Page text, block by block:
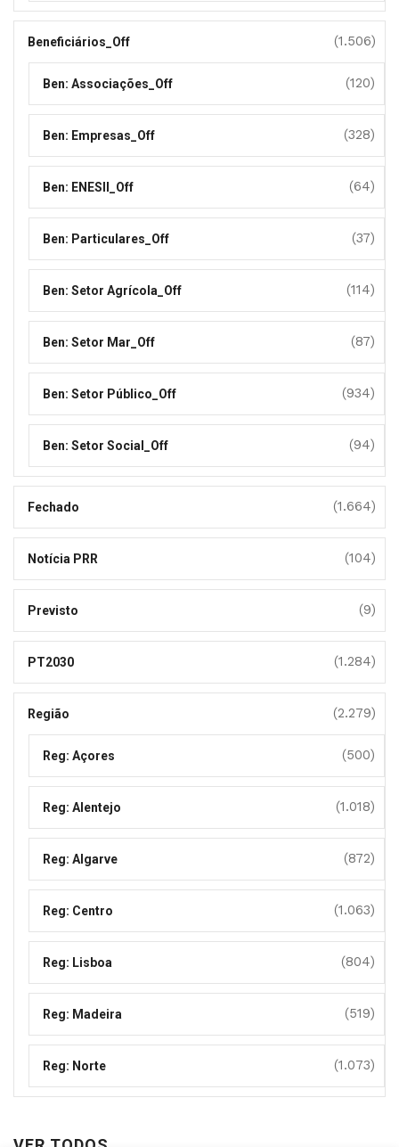
Beneficiários_Off (1.506)
Ben: Associações_Off (120)
Ben: Empresas_Off (328)
Ben: ENESII_Off (64)
Ben: Particulares_Off (37)
Ben: Setor Agrícola_Off (114)
Ben: Setor Mar_Off (87)
Ben: Setor Público_Off (934)
Ben: Setor Social_Off (94)
Fechado (1.664)
Notícia PRR (104)
Previsto (9)
PT2030 (1.284)
Região (2.279)
Reg: Açores (500)
Reg: Alentejo (1.018)
Reg: Algarve (872)
Reg: Centro (1.063)
Reg: Lisboa (804)
Reg: Madeira (519)
Reg: Norte (1.073)